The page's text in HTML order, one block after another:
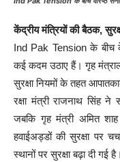
केंद्रीय मंत्रियों की बैठक,
Ind Pak Tension के बीच
कई कदम उठाए हैं। गृह
सुरक्षा नियमों के तहत
रक्षा मंत्री राजनाथ सिंह
जबकि गृह मंत्री अमित
हवाईअड्डों की सुरक्षा पर
स्थानों पर सुरक्षा बढ़ा दी गई है।